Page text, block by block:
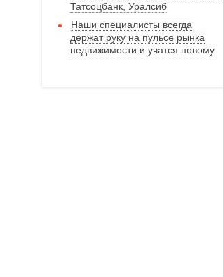
Татсоцбанк, Уралсиб
Наши специалисты всегда
держат руку на пульсе рынка
недвижимости и учатся новому